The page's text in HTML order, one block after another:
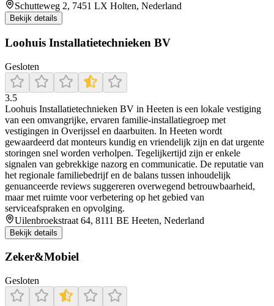
Schutteweg 2, 7451 LX Holten, Nederland
Bekijk details
Loohuis Installatietechnieken BV
Gesloten
3.5
Loohuis Installatietechnieken BV in Heeten is een lokale vestiging
van een omvangrijke, ervaren familie-installatiegroep met
vestigingen in Overijssel en daarbuiten. In Heeten wordt
gewaardeerd dat monteurs kundig en vriendelijk zijn en dat urgente
storingen snel worden verholpen. Tegelijkertijd zijn er enkele
signalen van gebrekkige nazorg en communicatie. De reputatie van
het regionale familiebedrijf en de balans tussen inhoudelijk
genuanceerde reviews suggereren overwegend betrouwbaarheid,
maar met ruimte voor verbetering op het gebied van
serviceafspraken en opvolging.
Uilenbroekstraat 64, 8111 BE Heeten, Nederland
Bekijk details
Zeker&Mobiel
Gesloten